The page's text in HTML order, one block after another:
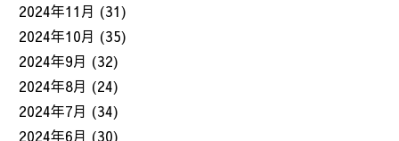
2024年11月 (31)
2024年10月 (35)
2024年9月 (32)
2024年8月 (24)
2024年7月 (34)
2024年6月 (30)